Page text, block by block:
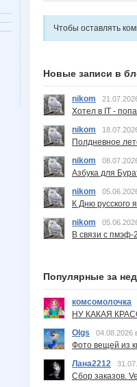
Чтобы оставлять
Новые записи в
nikom
Хотел в IT -
nikom
Полдневное
nikom
Азбука для
nikom
К Дню русского
nikom
В связи с пмэф-
Популярные за
комсомолочка
НУ КАКАЯ
Olgs
04.08.2026
Фото вещей из
Лана2212
Сбор заказов.